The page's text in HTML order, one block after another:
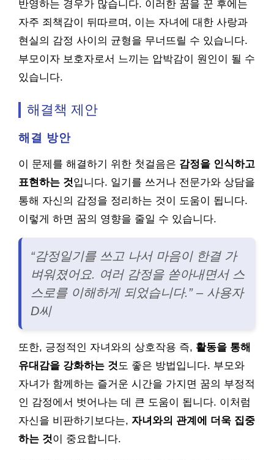
반영하는 경우가 많습니다. 이러한 꿈을 꾼 후에는
자주 죄책감이 뒤따르며, 이는 자녀에 대한 사랑과
현실의 감정 사이의 균형을 무너뜨릴 수 있습니다.
부모이자 보호자로서 느끼는 압박감이 원인이 될 수
있습니다.
해결책 제안
해결 방안
이 문제를 해결하기 위한 첫걸음은 감정을 인식하고
표현하는 것입니다. 일기를 쓰거나 전문가와 상담을
통해 자신의 감정을 정리하는 것이 도움이 됩니다.
이렇게 하면 꿈의 영향을 줄일 수 있습니다.
“감정일기를 쓰고 나서 마음이 한결 가
벼워졌어요. 여러 감정을 쏟아내면서 스
스로를 이해하게 되었습니다.” – 사용자
D씨
또한, 긍정적인 자녀와의 상호작용 즉, 활동을 통해
유대감을 강화하는 것도 좋은 방법입니다. 부모와
자녀가 함께하는 즐거운 시간을 가지면 꿈의 부정적
인 감정에서 벗어나는 데 큰 도움이 됩니다. 이처럼
자신을 비판하기보다는, 자녀와의 관계에 더욱 집중
하는 것이 중요합니다.